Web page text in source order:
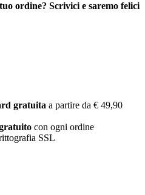
ordine? Scrivici e saremo felici
gratuita a partire da € 49,90
con ogni ordine
SSL